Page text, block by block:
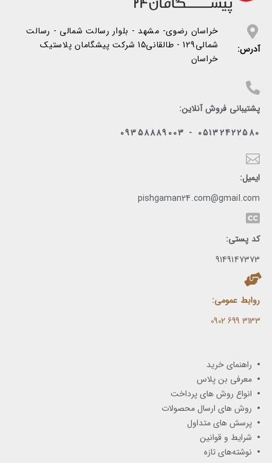
آدرس:
خراسان رضوی- مشهد - بلوار رسالت شمالی - رسالت
شمالی129 - طالقانی15 شرکت پیشگامان پلاستیک
خراسان
پشتیبانی فروش آنلاین:
05132422580 - 09358889003
ایمیل:
pishgaman24.com@gmail.com
کد پستی:
9149147373
روابط عمومی:
3133 699 0902​
راهنمای خرید
معرفی بن پلاس
انواع روش های پرداخت
روش های ارسال محصولات
پرسش های متداول
شرایط و قوانین
نوشته‌های تازه